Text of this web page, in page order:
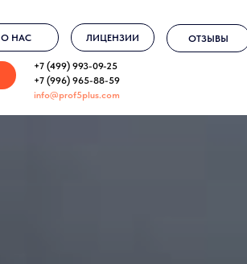
О НАС ЛИЦЕНЗИИ
+7 (499) 993-09-25
+7 (996) 965-88-59
info@prof5plus.com
ОТЗЫВЫ